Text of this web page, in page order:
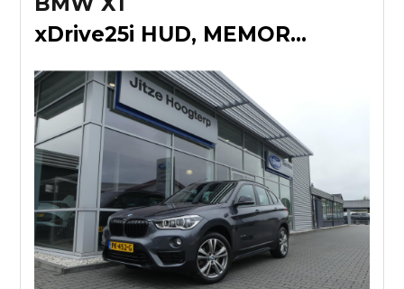
xDrive25i HUD, MEMORY, STOELVERWARMING, CRUISE, CLIMA, NAVI,